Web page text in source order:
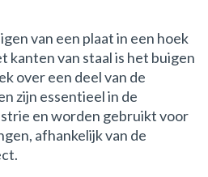
van een plaat in een hoek
kanten van staal is het buigen
over een deel van de
zijn essentieel in de
en worden gebruikt voor
afhankelijk van de